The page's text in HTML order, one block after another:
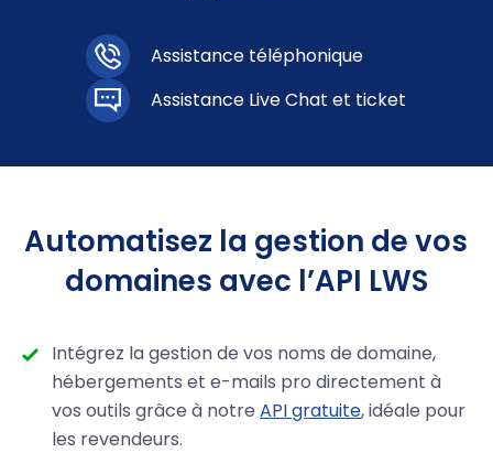
Assistance téléphonique
Assistance Live Chat et ticket
Automatisez la gestion de vos
domaines avec l’API LWS
Intégrez la gestion de vos noms de domaine,
hébergements et e-mails pro directement à
vos outils grâce à notreAPI gratuite, idéale pour
les revendeurs.